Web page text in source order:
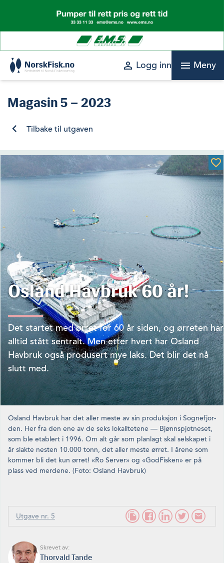
content
perm_identity Logg inn menu Meny
Magasin5 – 2023
Tilbake til utgaven
Osland Havbruk 60 år!
Det startet med ørret for 60 år siden, og ørreten har
alltid stått sentralt. Men etter hvert har Osland
Havbruk også produsert mye laks. Det blir det nå
slutt med.
Osland Havbruk har det aller meste av sin produksjon i Sognefjor­
den. Her fra den ene av de seks lokalitetene — Bjønnspjotneset,
som ble etablert i 1996. Om alt går som planlagt skal selskapet i
år slakte nesten 10.000 tonn, det aller meste ørret. I årene som
kommer bli det kun ørret! «Ro Server» og «GodFisken» er på
plass ved merdene. (Foto: Osland Havbruk)
Utgave nr. 5
Skrevet av:
Thorvald Tande